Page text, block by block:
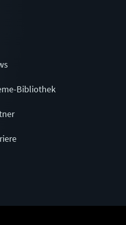
Bibliothek